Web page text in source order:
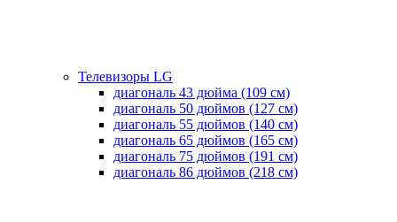
Телевизоры LG
диагональ 43 дюйма (109 см)
диагональ 50 дюймов (127 см)
диагональ 55 дюймов (140 cм)
диагональ 65 дюймов (165 cм)
диагональ 75 дюймов (191 см)
диагональ 86 дюймов (218 см)